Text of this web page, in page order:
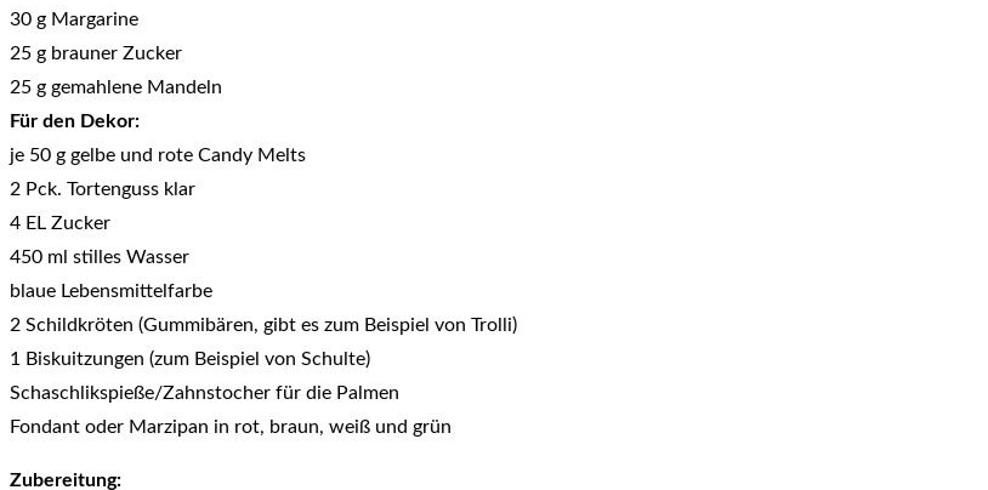
30 g Margarine
25 g brauner Zucker
25 g gemahlene Mandeln
Für den Dekor:
je 50 g gelbe und rote Candy Melts
2 Pck. Tortenguss klar
4 EL Zucker
450 ml stilles Wasser
blaue Lebensmittelfarbe
2 Schildkröten (Gummibären, gibt es zum Beispiel von Trolli)
1 Biskuitzungen (zum Beispiel von Schulte)
Schaschlikspieße/Zahnstocher für die Palmen
Fondant oder Marzipan in rot, braun, weiß und grün
Zubereitung: